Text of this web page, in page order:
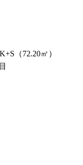
（72.20㎡）